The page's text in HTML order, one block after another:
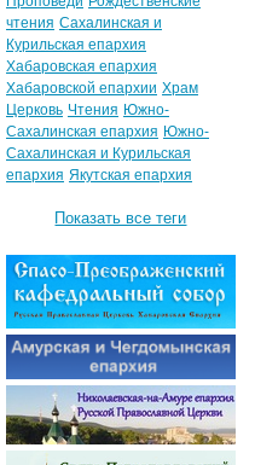
чтения Сахалинская и
Курильская епархия
Хабаровская епархия
Хабаровской епархии Храм
Церковь Чтения Южно-
Сахалинская епархия Южно-
Сахалинская и Курильская
епархия Якутская епархия
Показать все теги